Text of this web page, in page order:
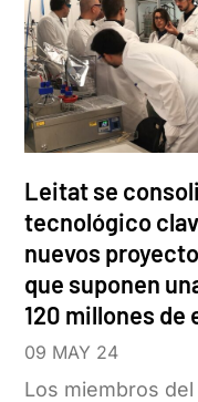
Leitat se
tecnológico
nuevos
que suponen
120 millones de
09 MAY 24
Los miembros